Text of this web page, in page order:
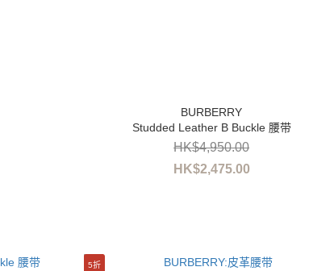
Studded Leather B Buckle 腰带
HK$2,475.00
HK$4,950.00
5折